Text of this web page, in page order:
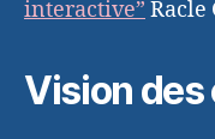
interactive” Racle
Vision